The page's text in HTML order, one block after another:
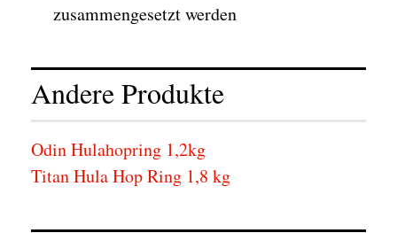
zusammengesetzt werden
Andere Produkte
Odin Hulahopring 1,2kg
Titan Hula Hop Ring 1,8 kg